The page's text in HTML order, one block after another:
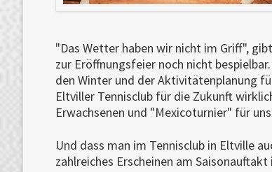
"Das Wetter haben wir nicht im Griff",
zur Eröffnungsfeier noch nicht
den Winter und der Aktivitätenplanung
Eltviller Tennisclub für die Zukunft
Erwachsenen und "Mexicoturnier" für
Und dass man im Tennisclub in Eltville
zahlreiches Erscheinen am Saisonauftakt